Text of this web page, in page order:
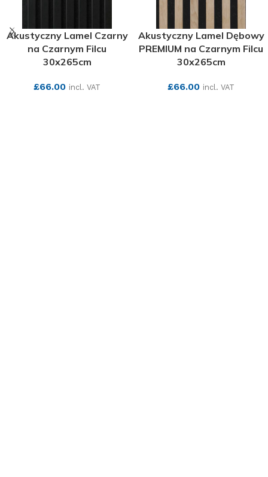
Akustyczny Lamel Czarny
na Czarnym Filcu
30x265cm
£66.00 incl. VAT
Akustyczny Lamel Dębowy
PREMIUM na Czarnym Filcu
30x265cm
£66.00 incl. VAT